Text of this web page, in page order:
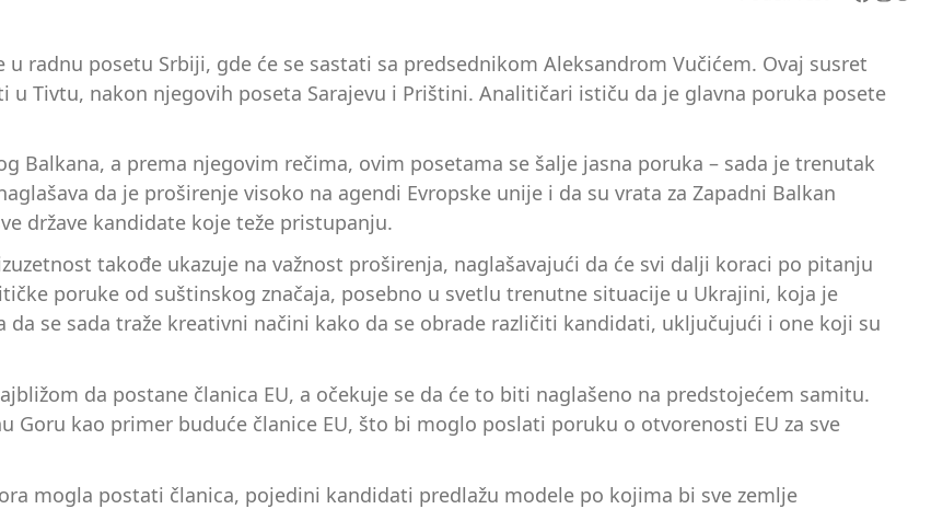
radnu posetu Srbiji, gde će se sastati sa predsednikom Aleksandrom Vučićem. Ovaj susret
u Tivtu, nakon njegovih poseta Sarajevu i Prištini. Analitičari ističu da je glavna poruka posete
Balkana, a prema njegovim rečima, ovim posetama se šalje jasna poruka – sada je trenutak
da je proširenje visoko na agendi Evropske unije i da su vrata za Zapadni Balkan
države kandidate koje teže pristupanju.
takođe ukazuje na važnost proširenja, naglašavajući da će svi dalji koraci po pitanju
poruke od suštinskog značaja, posebno u svetlu trenutne situacije u Ukrajini, koja je
se sada traže kreativni načini kako da se obrade različiti kandidati, uključujući i one koji su
da postane članica EU, a očekuje se da će to biti naglašeno na predstojećem samitu.
Goru kao primer buduće članice EU, što bi moglo poslati poruku o otvorenosti EU za sve
mogla postati članica, pojedini kandidati predlažu modele po kojima bi sve zemlje